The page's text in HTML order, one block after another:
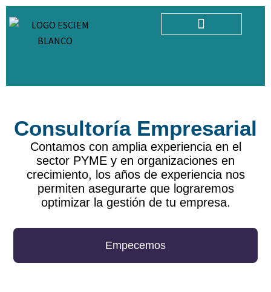
Consultoría Empresarial
Contamos con amplia experiencia en el
sector PYME y en organizaciones en
crecimiento, los años de experiencia nos
permiten asegurarte que lograremos
optimizar la gestión de tu empresa.
Empecemos